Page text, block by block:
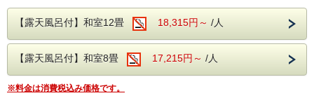
・無料予約制カラオケ
・無料予約制卓球
・ゲームコーナー
※客室露天風呂は沸かし湯となります。
す。
温泉は、ブドウ園から湧いた石和温泉。
アルカリ性のトロトロした湯が特徴で、クレ
ンジング効果により肌の汚れを落とす美肌の
湯となります。
より肌の汚れを落とす美肌の湯となります。
【お食事】
ご夕食時には創作和食膳＋約20種のハーフバイキングメニ
ューをご用意。
創作和食膳は、季節に合った旬の食材を使用したお料理の
数々をお楽しみいただけます。
ハーフバイキングでは、寿司、天ぷら、揚げ物、焼き物、ご
飯、味噌汁、サラダなど様々な種類をご用意しております。
割引券はバス運休やお客様都合により未使用の場合でも払い
戻しや換金はできません。バス運行状況は公式ホームページ
でご確認ください。券の有効期限は2026年11月30日です。
毎日運行（悪天候により運休する場合がございます。）
夏の果実を満喫する贅沢体験をぜひこの機会
にいかかでしょうか。
・桃狩り（7月）
【露天風呂付】和室12畳 18,315円～ /人
【露天風呂付】和室8畳 17,215円～ /人
※料金は消費税込み価格です。